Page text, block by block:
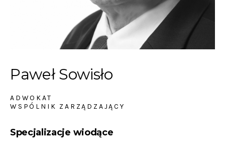
Paweł Sowisło
ADWOKAT
WSPÓLNIK ZARZĄDZAJĄCY
Specjalizacje wiodące